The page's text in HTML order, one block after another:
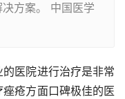
方案。 中国医学
医院进行治疗是非常
疮方面口碑极佳的医